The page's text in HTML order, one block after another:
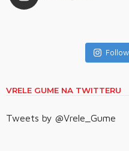
VRELE GUME NA TWITTERU
Tweets by @Vrele_Gume